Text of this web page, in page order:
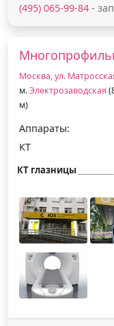
(495) 065-99-84 -
Москва, ул.
м.Электрозаводская
м)
Аппараты:
КТ
КТ глазницы